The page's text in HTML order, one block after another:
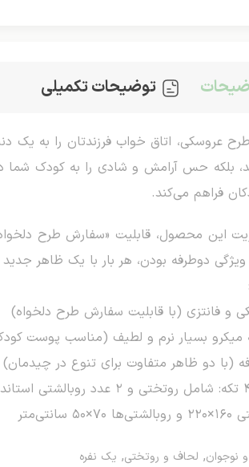
توضیحات تکمیلی
عروسکی، اتاق خواب فرزندتان را به یک
بلکه حس آرامش و شادی را به کودک شما
فراهم می‌کند.
این محصول، قابلیت «سفارش طرح
دوطرفه بودن، هر بار با یک ظاهر
و فانتزی (با قابلیت سفارش طرح دلخواه)
میکرو بسیار نرم و لطیف (مناسب پوست
(با دو ظاهر متفاوت برای تنوع در چیدمان)
نوجوان, لحاف و روتختی, یک نفره